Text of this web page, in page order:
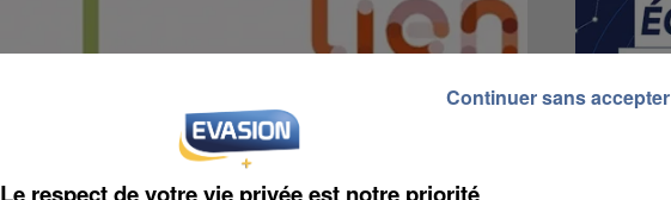
Le respect de votre vie privée est notre priorité
Continuer sans accepter